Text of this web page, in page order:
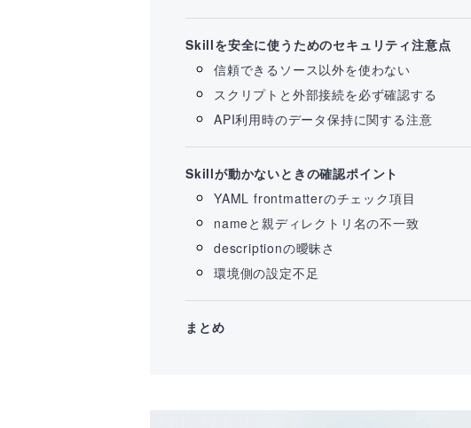
Skillを安全に使うためのセキュリティ注意点
信頼できるソース以外を使わない
スクリプトと外部接続を必ず確認する
API利用時のデータ保持に関する注意
Skillが動かないときの確認ポイント
YAML frontmatterのチェック項目
nameと親ディレクトリ名の不一致
descriptionの曖昧さ
環境側の設定不足
まとめ